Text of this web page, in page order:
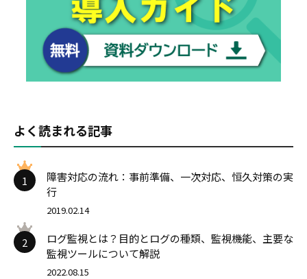
よく読まれる記事
1
障害対応の流れ：事前準備、一次対応、恒久対策の実
行
2019.02.14
2
ログ監視とは？目的とログの種類、監視機能、主要な
監視ツールについて解説
2022.08.15